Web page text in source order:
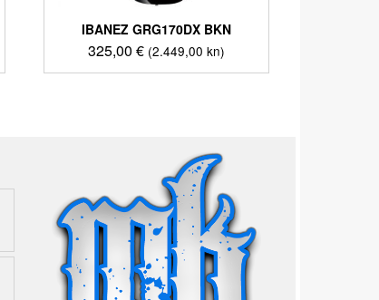
IBANEZ GRG170DX BKN
325,00 € (2.449,00 kn)